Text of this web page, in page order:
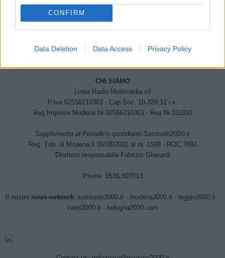
CONFIRM
Data Deletion Data Access Privacy Policy
CHI SIAMO
Linea Radio Multimedia srl
P.Iva 02556210363 - Cap.Soc. 10.329,12 i.v.
Reg.Imprese Modena Nr.02556210363 - Rea Nr.311810
Supplemento al Periodico quotidiano Sassuolo2000.it
Reg. Trib. di Modena il 30/08/2001 al nr. 1599 - ROC 7892
Direttore responsabile Fabrizio Gherardi
Phone: 0536.807013
Il nostro news-network: sassuolo2000.it - modena2000.it - reggio2000.it -
carpi2000.it- bologna2000.com